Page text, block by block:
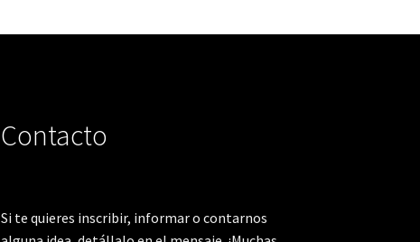
Contacto
Si te quieres inscribir, informar o contarnos